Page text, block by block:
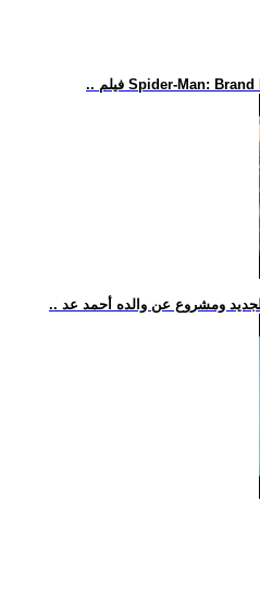
ومشروع عن والده أحمد عد